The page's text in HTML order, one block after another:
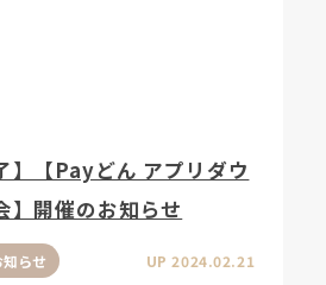
】【Payどん アプリダウ
】開催のお知らせ
知らせ UP 2024.02.21